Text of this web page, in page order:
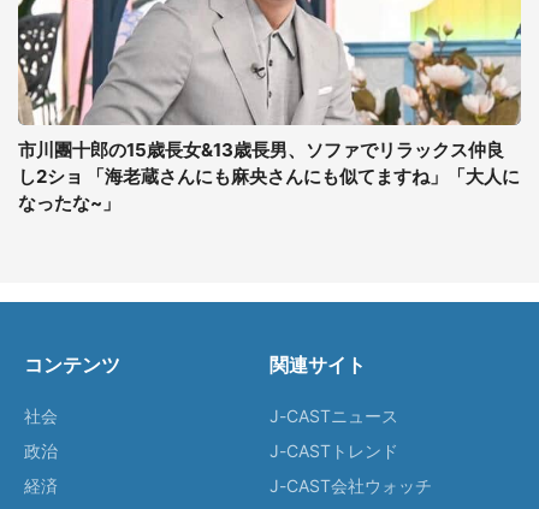
市川團十郎の15歳長女&13歳長男、ソファでリラックス仲良
し2ショ 「海老蔵さんにも麻央さんにも似てますね」「大人に
なったな~」
コンテンツ
社会
政治
経済
関連サイト
J-CASTニュース
J-CASTトレンド
J-CAST会社ウォッチ